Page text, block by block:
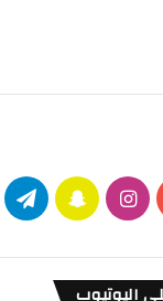
س
س
ا اليوتيوب